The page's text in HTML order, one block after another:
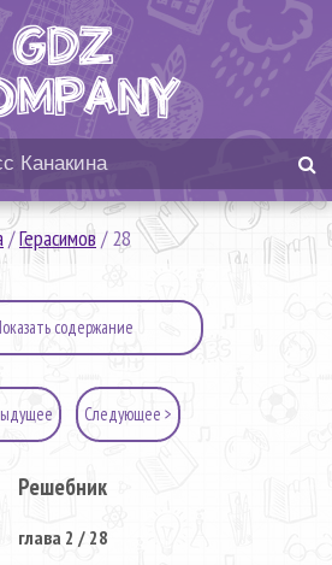
/Герасимов/28
содержание
Следующее >
Решебник
глава 2 / 28